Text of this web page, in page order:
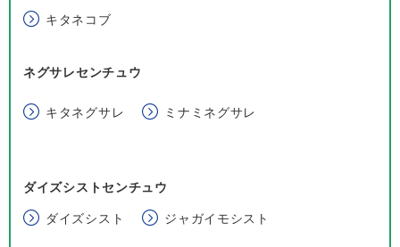
キタネコブ
ネグサレセンチュウ
キタネグサレ ミナミネグサレ
ダイズシストセンチュウ
ダイズシスト ジャガイモシスト